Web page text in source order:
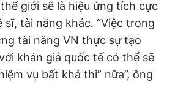
giới sẽ là hiệu ứng tích cực
sĩ, tài năng khác. “Việc trong
tài năng VN thực sự tạo
khán giả quốc tế có thể sẽ
vụ bất khả thi” nữa”, ông